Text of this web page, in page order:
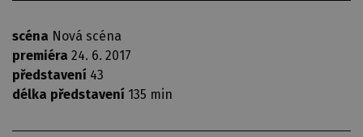
scéna Nová scéna
premiéra 24. 6. 2017
představení 43
délka představení 135 min